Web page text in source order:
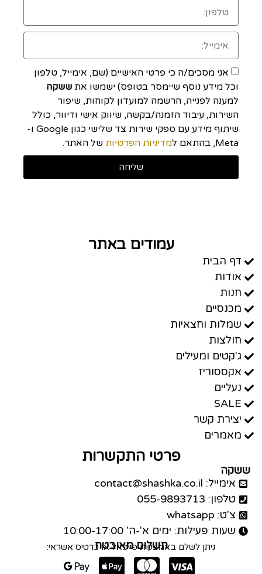
אני מסכים/ה כי פרטי האישיים (שם, אימייל, טלפון
וכל מידע נוסף שיימסר בטופס) ישמשו את ששקה
למענה לפנייה, הרשמה למועדון לקוחות, שיפור
השירות, עיבוד הזמנה/בקשה, שיווק אישי ודיוור, כולל
שיתוף מידע עם ספקי שירות צד שלישי כגון Google ו-
Meta, בהתאם ל
מדיניות הפרטיות של האתר.
שליחה
עמודים באתר
דף הבית
אודות
חנות
מכנסיים
שמלות וחצאיות
חולצות
ג'קטים ומעילים
אקססוריז
נעליים
SALE
יצירת קשר
מאמרים
פרטי התקשרות
ששקה
אימייל: contact@shashka.co.il
טלפון: 055-9893713
צ'ט: whatsapp
שעות פעילות: ימים א'-ה' 10:00-17:00
תשלום מאובטח
ניתן לשלם באמצעות פייפאל או כרטיס אשראי: